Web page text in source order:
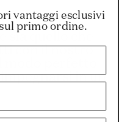
con il nostro
in un
vantaggi esclusivi
primo ordine.